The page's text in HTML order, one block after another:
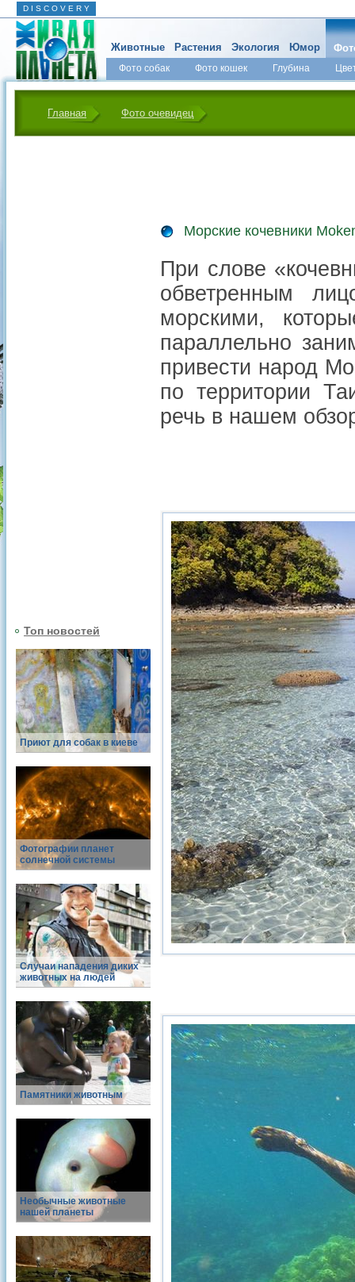
D I S C O V E R Y
Животные Растения Экология Юмор
Фото собак Фото кошек Глубина
Главная Фото очевидец
Топ новостей
Приют для собак в киеве
Фотографии планет
солнечной системы
Случаи нападения диких
животных на людей
Памятники животным
Необычные животные
нашей планеты
Морские кочевники
При слове
обветренным
морскими,
параллельно
привести народ
по территории
речь в нашем